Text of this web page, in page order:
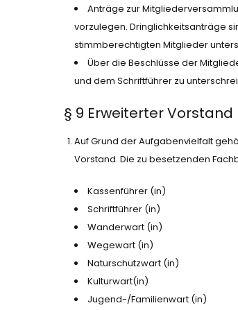
Anträge zur
vorzulegen. Dringlichkeitsanträge
stimmberechtigten Mitglieder
Über die Beschlüsse der
und dem Schriftführer zu
§ 9 Erweiterter Vorstand
Auf Grund der Aufgabenvielfalt
Vorstand. Die zu besetzenden
Kassenführer (in)
Schriftführer (in)
Wanderwart (in)
Wegewart (in)
Naturschutzwart (in)
Kulturwart(in)
Jugend-/Familienwart (in)